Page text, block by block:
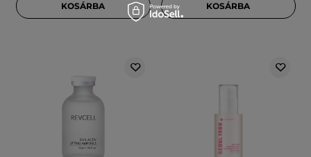
KOSÁRBA KOSÁRBA